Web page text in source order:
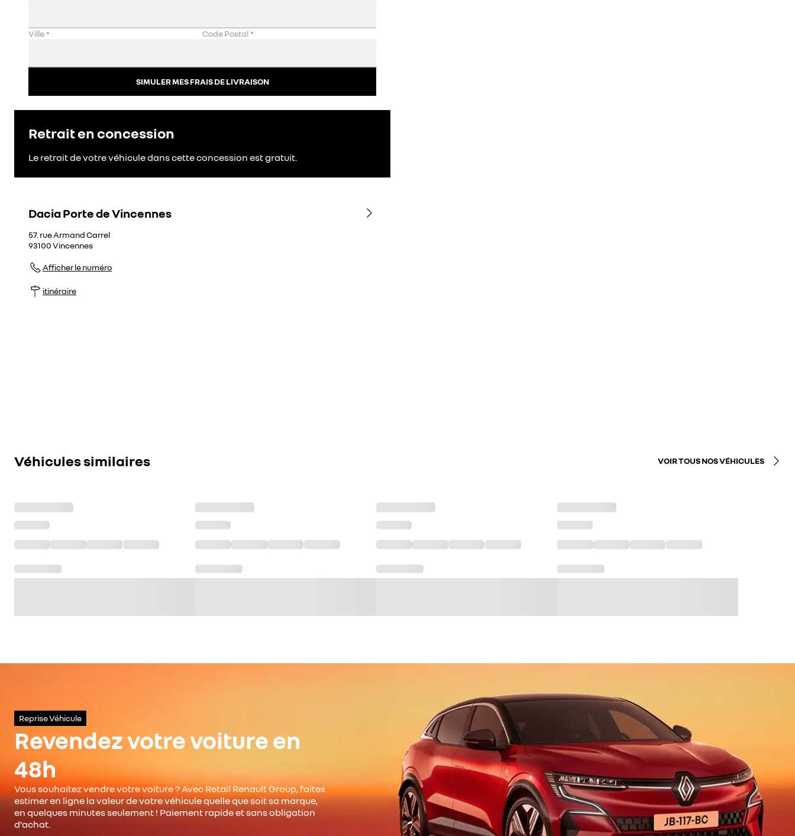
Ville* Code Postal*
SIMULER MES FRAIS DE LIVRAISON
Retrait en concession
Le retrait de votre véhicule dans cette concession est gratuit.
Dacia Porte de Vincennes
57. rue Armand Carrel
93100Vincennes
Afficher le numéro
itinéraire
Véhicules similaires VOIR TOUS NOS VÉHICULES
Reprise Véhicule
Revendez votre voiture en
48h
Vous souhaitez vendre votre voiture ? Avec Retail Renault Group, faites
estimer en ligne la valeur de votre véhicule quelle que soit sa marque,
en quelques minutes seulement ! Paiement rapide et sans obligation
d’achat.